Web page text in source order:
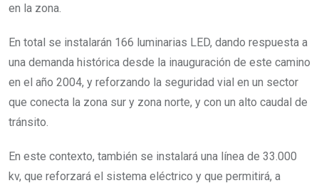
en la zona.
En total se instalarán 166 luminarias LED, dando respuesta a
una demanda histórica desde la inauguración de este camino
en el año 2004, y reforzando la seguridad vial en un sector
que conecta la zona sur y zona norte, y con un alto caudal de
tránsito.
En este contexto, también se instalará una línea de 33.000
kv, que reforzará el sistema eléctrico y que permitirá, a